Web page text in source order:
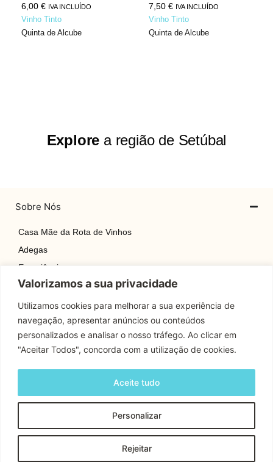
Valorizamos a sua privacidade
Utilizamos cookies para melhorar a sua experiência de
navegação, apresentar anúncios ou conteúdos
personalizados e analisar o nosso tráfego. Ao clicar em
"Aceitar Todos", concorda com a utilização de cookies.
Personalizar
Rejeitar
Aceite tudo
6,00 € IVA INCLUÍDO
Vinho Tinto
Quinta de Alcube
7,50 € IVA INCLUÍDO
Vinho Tinto
Quinta de Alcube
Explore a região de Setúbal
Sobre Nós
Casa Mãe da Rota de Vinhos
Adegas
Experiências
Explore
Rotas
Contactos
Apoio Cliente
Reservados.